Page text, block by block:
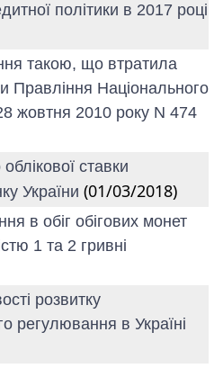
політики в 2017 році
такою, що втратила
Правління Національного
жовтня 2010 року N 474
ставки
України (01/03/2018)
в обіг обігових монет
1 та 2 гривні
розвитку
регулювання в Україні